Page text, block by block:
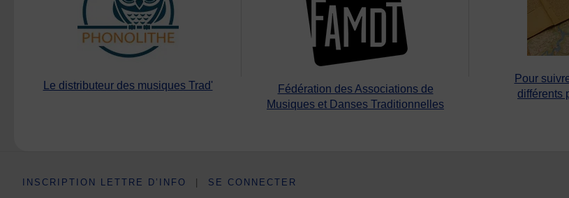
Le distributeur des musiques Trad'
Fédération des Associations de
Musiques et Danses Traditionnelles
Pour
différents
INSCRIPTION LETTRE D’INFO | SE CONNECTER